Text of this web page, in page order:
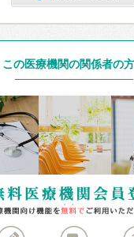
この医療機関の関係者の